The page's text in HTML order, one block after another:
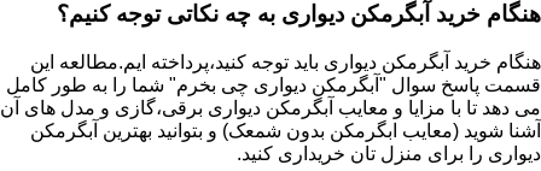
هنگام خرید آبگرمکن دیواری به چه نکاتی توجه کنیم؟
هنگام خرید آبگرمکن دیواری باید توجه کنید،پرداخته ایم.مطالعه این
قسمت پاسخ سوال "آبگرمکن دیواری چی بخرم" شما را به طور کامل
می دهد تا با مزایا و معایب آبگرمکن دیواری برقی،گازی و مدل های آن
آشنا شوید (معایب ابگرمکن بدون شمعک) و بتوانید بهترین آبگرمکن
دیواری را برای منزل تان خریداری کنید.